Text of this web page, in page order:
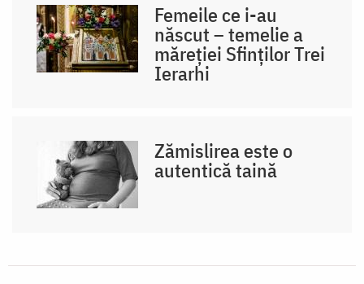
Femeile ce i-au
născut – temelie a
măreției Sfinților Trei
Ierarhi
Zămislirea este o
autentică taină